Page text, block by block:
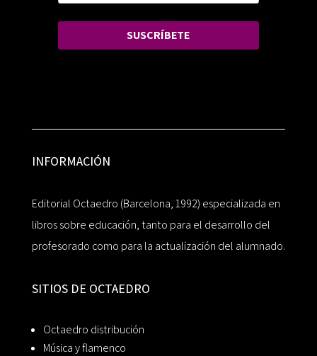
SUSCRÍBETE
INFORMACIÓN
Editorial Octaedro (Barcelona, 1992) especializada en
libros sobre educación, tanto para el desarrollo del
profesorado como para la actualización del alumnado.
SITIOS DE OCTAEDRO
Octaedro distribución
Música y flamenco